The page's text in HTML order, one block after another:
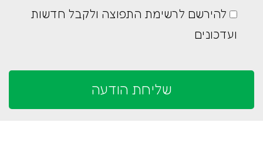
להירשם לרשימת התפוצה ולקבל חדשות
ועדכונים